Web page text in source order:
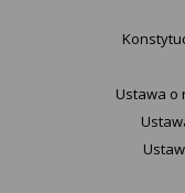
Ustawa o